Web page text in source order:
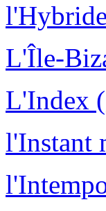
L'Île-
L'Index
l'Instant